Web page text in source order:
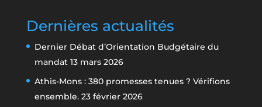
Dernières actualités
Dernier Débat d’Orientation Budgétaire du
mandat 13 mars 2026
Athis-Mons : 380 promesses tenues ? Vérifions
ensemble. 23 février 2026